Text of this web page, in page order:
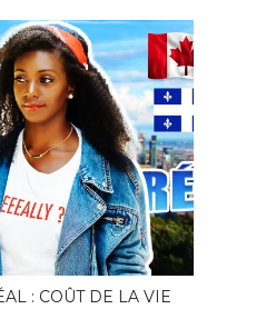
: COÛT DE LA VIE